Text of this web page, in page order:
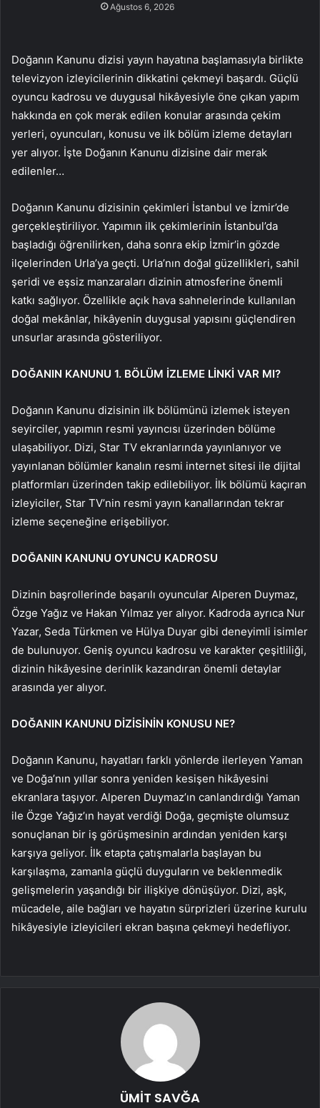
Ağustos 6, 2026
Doğanın Kanunu dizisi yayın hayatına başlamasıyla birlikte
televizyon izleyicilerinin dikkatini çekmeyi başardı. Güçlü
oyuncu kadrosu ve duygusal hikâyesiyle öne çıkan yapım
hakkında en çok merak edilen konular arasında çekim
yerleri, oyuncuları, konusu ve ilk bölüm izleme detayları
yer alıyor. İşte Doğanın Kanunu dizisine dair merak
edilenler…
Doğanın Kanunu dizisinin çekimleri İstanbul ve İzmir’de
gerçekleştiriliyor. Yapımın ilk çekimlerinin İstanbul’da
başladığı öğrenilirken, daha sonra ekip İzmir’in gözde
ilçelerinden Urla’ya geçti. Urla’nın doğal güzellikleri, sahil
şeridi ve eşsiz manzaraları dizinin atmosferine önemli
katkı sağlıyor. Özellikle açık hava sahnelerinde kullanılan
doğal mekânlar, hikâyenin duygusal yapısını güçlendiren
unsurlar arasında gösteriliyor.
DOĞANIN KANUNU 1. BÖLÜM İZLEME LİNKİ VAR MI?
Doğanın Kanunu dizisinin ilk bölümünü izlemek isteyen
seyirciler, yapımın resmi yayıncısı üzerinden bölüme
ulaşabiliyor. Dizi, Star TV ekranlarında yayınlanıyor ve
yayınlanan bölümler kanalın resmi internet sitesi ile dijital
platformları üzerinden takip edilebiliyor. İlk bölümü kaçıran
izleyiciler, Star TV’nin resmi yayın kanallarından tekrar
izleme seçeneğine erişebiliyor.
DOĞANIN KANUNU OYUNCU KADROSU
Dizinin başrollerinde başarılı oyuncular Alperen Duymaz,
Özge Yağız ve Hakan Yılmaz yer alıyor. Kadroda ayrıca Nur
Yazar, Seda Türkmen ve Hülya Duyar gibi deneyimli isimler
de bulunuyor. Geniş oyuncu kadrosu ve karakter çeşitliliği,
dizinin hikâyesine derinlik kazandıran önemli detaylar
arasında yer alıyor.
DOĞANIN KANUNU DİZİSİNİN KONUSU NE?
Doğanın Kanunu, hayatları farklı yönlerde ilerleyen Yaman
ve Doğa’nın yıllar sonra yeniden kesişen hikâyesini
ekranlara taşıyor. Alperen Duymaz’ın canlandırdığı Yaman
ile Özge Yağız’ın hayat verdiği Doğa, geçmişte olumsuz
sonuçlanan bir iş görüşmesinin ardından yeniden karşı
karşıya geliyor. İlk etapta çatışmalarla başlayan bu
karşılaşma, zamanla güçlü duyguların ve beklenmedik
gelişmelerin yaşandığı bir ilişkiye dönüşüyor. Dizi, aşk,
mücadele, aile bağları ve hayatın sürprizleri üzerine kurulu
hikâyesiyle izleyicileri ekran başına çekmeyi hedefliyor.
ÜMİT SAVĞA